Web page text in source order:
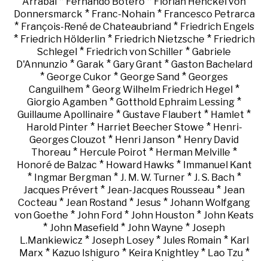
Donnersmarck * Franc-Nohain* Francesco Petrarca
* François-René de Chateaubriand* Friedrich Engels
* Friedrich Hölderlin* Friedrich Nietzsche * Friedrich
Schlegel * Friedrich von Schiller * Gabriele
D'Annunzio * Garak * Gary Grant * Gaston Bachelard
* George Cukor * George Sand * Georges
Canguilhem * Georg Wilhelm Friedrich Hegel *
Giorgio Agamben * Gotthold Ephraim Lessing *
Guillaume Apollinaire * Gustave Flaubert * Hamlet *
Harold Pinter* Harriet Beecher Stowe * Henri-
Georges Clouzot * Henri Janson * Henry David
Thoreau * Hercule Poirot * Herman Melville *
Honoré de Balzac * Howard Hawks* Immanuel Kant
* Ingmar Bergman* J. M. W. Turner* J. S. Bach*
Jacques Prévert * Jean-Jacques Rousseau * Jean
Cocteau * Jean Rostand * Jesus * Johann Wolfgang
von Goethe * John Ford * John Houston * John Keats
* John Masefield * John Wayne * Joseph
L.Mankiewicz* Joseph Losey* Jules Romain* Karl
Marx * Kazuo Ishiguro * Keira Knightley* Lao Tzu*